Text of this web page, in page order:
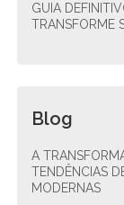
GUIA DEFINITIVO PARA REFORMA DE PRÉDIO:
TRANSFORME
Blog
A TRANSFORMAÇÃO DA SUA CASA: DICAS E
TENDÊNCIAS
MODERNAS